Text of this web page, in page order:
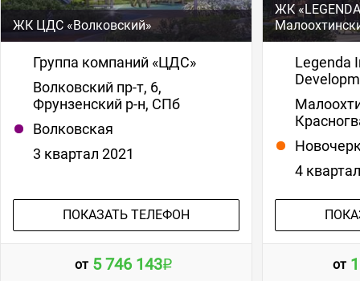
ЖК ЦДС «Волковский»
Группа компаний «ЦДС»
Волковский пр-т, 6,
Фрунзенский р-н, СПб
Волковская
3 квартал 2021
ПОКАЗАТЬ ТЕЛЕФОН
от 5 746 143
ЖК
Legenda
4
от